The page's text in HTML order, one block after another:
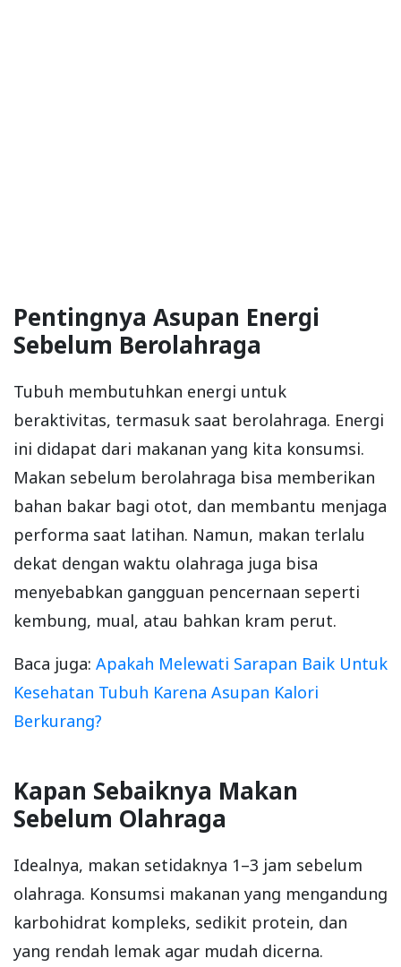
Pentingnya Asupan Energi
Sebelum Berolahraga
Tubuh membutuhkan energi untuk
beraktivitas, termasuk saat berolahraga. Energi
ini didapat dari makanan yang kita konsumsi.
Makan sebelum berolahraga bisa memberikan
bahan bakar bagi otot, dan membantu menjaga
performa saat latihan. Namun, makan terlalu
dekat dengan waktu olahraga juga bisa
menyebabkan gangguan pencernaan seperti
kembung, mual, atau bahkan kram perut.
Baca juga: Apakah Melewati Sarapan Baik Untuk
Kesehatan Tubuh Karena Asupan Kalori
Berkurang?
Kapan Sebaiknya Makan
Sebelum Olahraga
Idealnya, makan setidaknya 1–3 jam sebelum
olahraga. Konsumsi makanan yang mengandung
karbohidrat kompleks, sedikit protein, dan
yang rendah lemak agar mudah dicerna.